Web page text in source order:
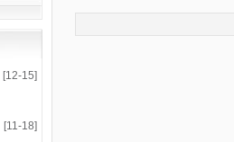
[12-15]
[11-18]